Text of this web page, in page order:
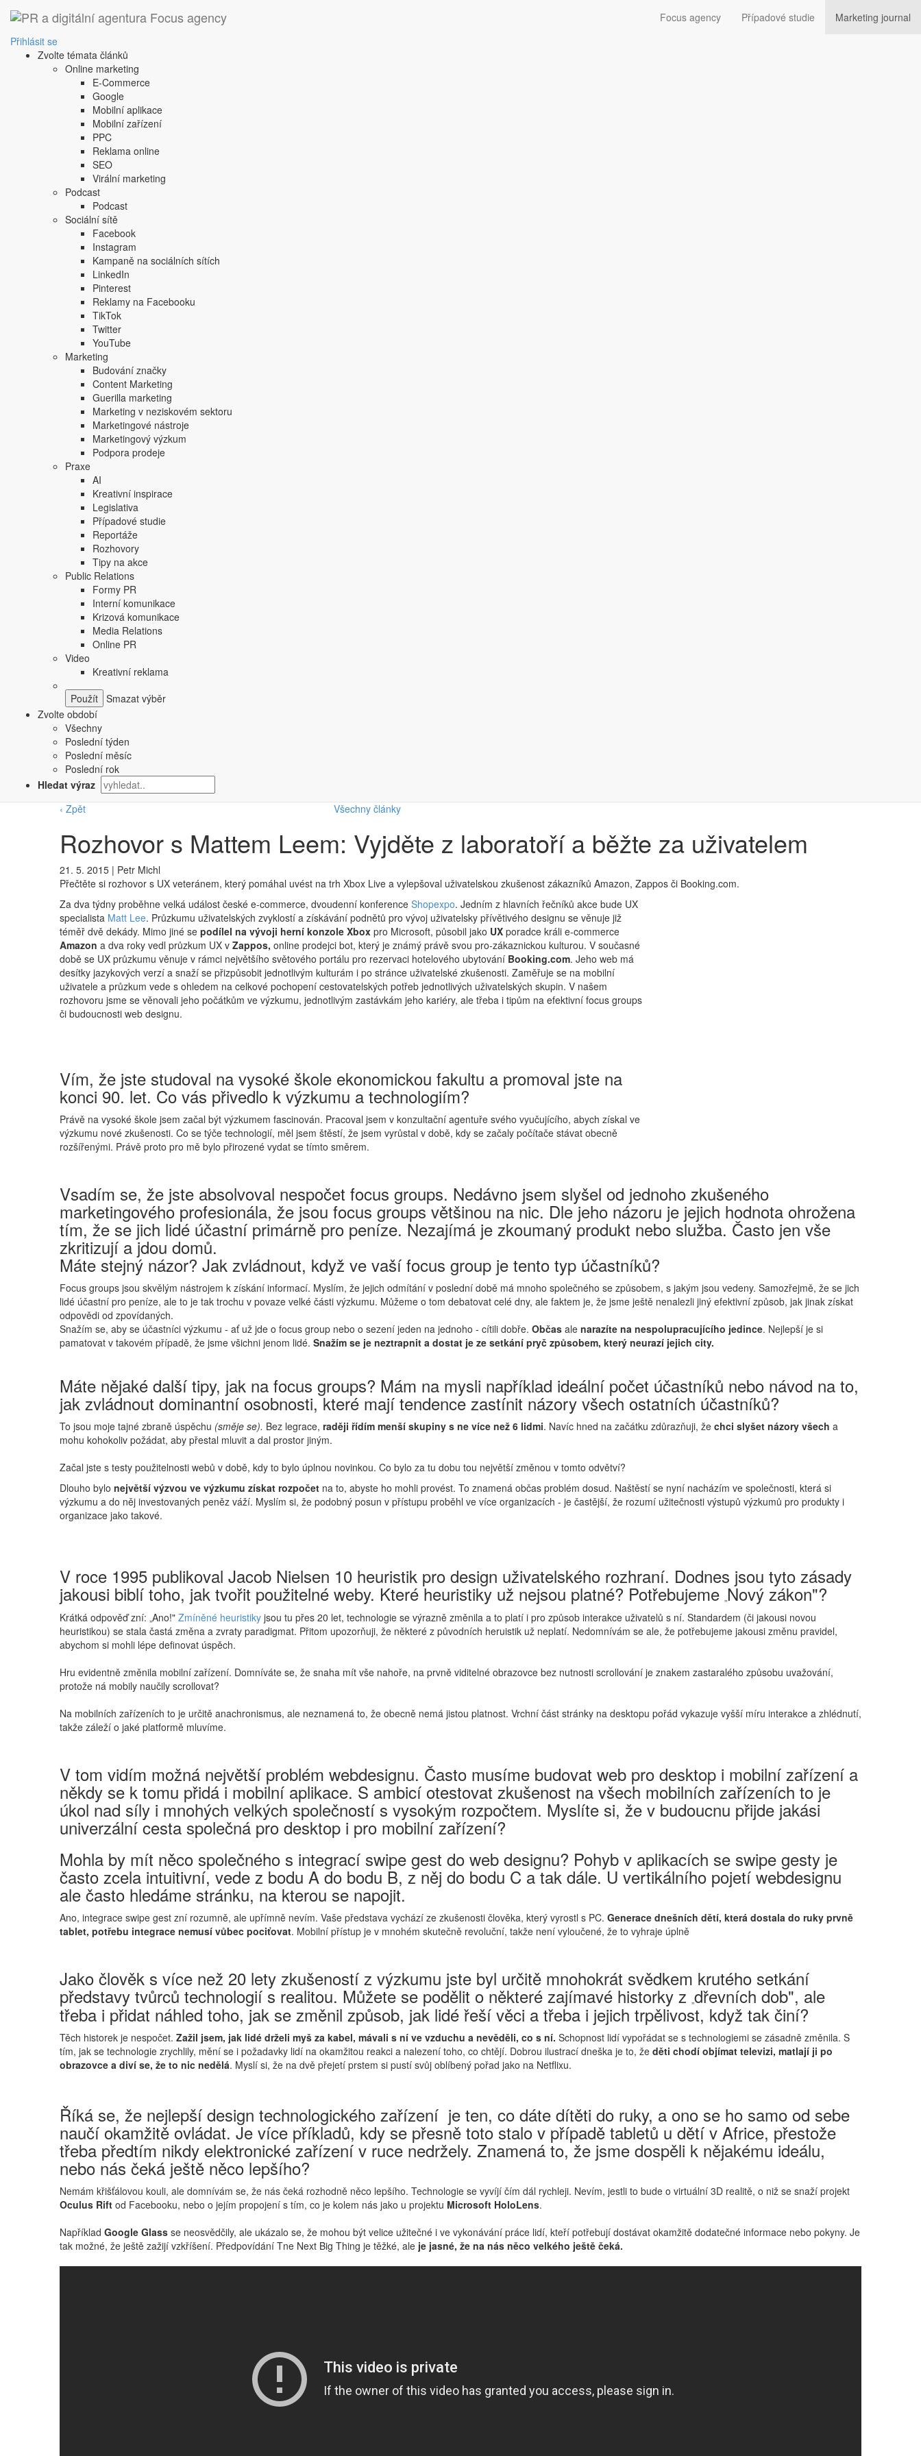
Focus agency Případové studie
Marketing journal
Přihlásit se
Zvolte témata článků
Online marketing
E-Commerce
Google
Mobilní aplikace
Mobilní zařízení
PPC
Reklama online
SEO
Virální marketing
Podcast
Podcast
Sociální sítě
Facebook
Instagram
Kampaně na sociálních sítích
LinkedIn
Pinterest
Reklamy na Facebooku
TikTok
Twitter
YouTube
Marketing
Budování značky
Content Marketing
Guerilla marketing
Marketing v neziskovém sektoru
Marketingové nástroje
Marketingový výzkum
Podpora prodeje
Praxe
AI
Kreativní inspirace
Legislativa
Případové studie
Reportáže
Rozhovory
Tipy na akce
Public Relations
Formy PR
Interní komunikace
Krizová komunikace
Media Relations
Online PR
Video
Kreativní reklama
Smazat výběr
Zvolte období
Všechny
Poslední týden
Poslední měsíc
Poslední rok
Hledat výraz
‹ Zpět
Všechny články
Rozhovor s Mattem Leem: Vyjděte z laboratoří a běžte za uživatelem
21. 5. 2015 | Petr Michl
Přečtěte si rozhovor s UX veteránem, který pomáhal uvést na trh Xbox Live a vylepšoval uživatelskou zkušenost zákazníků Amazon, Zappos či Booking.com.
Za dva týdny proběhne velká událost české e-commerce, dvoudenní konference Shopexpo. Jedním z hlavních řečníků akce bude UX
specialista Matt Lee. Průzkumu uživatelských zvyklostí a získávání podnětů pro vývoj uživatelsky přívětivého designu se věnuje již
téměř dvě dekády. Mimo jiné se podílel na vývoji herní konzole Xbox pro Microsoft, působil jako UX poradce králi e-commerce
Amazon a dva roky vedl průzkum UX v Zappos, online prodejci bot, který je známý právě svou pro-zákaznickou kulturou. V současné
době se UX průzkumu věnuje v rámci největšího světového portálu pro rezervaci hotelového ubytování Booking.com. Jeho web má
desítky jazykových verzí a snaží se přizpůsobit jednotlivým kulturám i po stránce uživatelské zkušenosti. Zaměřuje se na mobilní
uživatele a průzkum vede s ohledem na celkové pochopení cestovatelských potřeb jednotlivých uživatelských skupin. V našem
rozhovoru jsme se věnovali jeho počátkům ve výzkumu, jednotlivým zastávkám jeho kariéry, ale třeba i tipům na efektivní focus groups
či budoucnosti web designu.
Vím, že jste studoval na vysoké škole ekonomickou fakultu a promoval jste na
konci 90. let. Co vás přivedlo k výzkumu a technologiím?
Právě na vysoké škole jsem začal být výzkumem fascinován. Pracoval jsem v konzultační agentuře svého vyučujícího, abych získal ve
výzkumu nové zkušenosti. Co se týče technologií, měl jsem štěstí, že jsem vyrůstal v době, kdy se začaly počítače stávat obecně
rozšířenými. Právě proto pro mě bylo přirozené vydat se tímto směrem.
Vsadím se, že jste absolvoval nespočet focus groups. Nedávno jsem slyšel od jednoho zkušeného
marketingového profesionála, že jsou focus groups většinou na nic. Dle jeho názoru je jejich hodnota ohrožena
tím, že se jich lidé účastní primárně pro peníze. Nezajímá je zkoumaný produkt nebo služba. Často jen vše
zkritizují a jdou domů.
Máte stejný názor? Jak zvládnout, když ve vaší focus group je tento typ účastníků?
Focus groups jsou skvělým nástrojem k získání informací. Myslím, že jejich odmítání v poslední době má mnoho společného se způsobem, s jakým jsou vedeny. Samozřejmě, že se jich
lidé účastní pro peníze, ale to je tak trochu v povaze velké části výzkumu. Můžeme o tom debatovat celé dny, ale faktem je, že jsme ještě nenalezli jiný efektivní způsob, jak jinak získat
odpovědi od zpovídaných.
Snažím se, aby se účastníci výzkumu - ať už jde o focus group nebo o sezení jeden na jednoho - cítili dobře. Občas ale narazíte na nespolupracujícího jedince. Nejlepší je si
pamatovat v takovém případě, že jsme všichni jenom lidé. Snažím se je neztrapnit a dostat je ze setkání pryč způsobem, který neurazí jejich city.
Máte nějaké další tipy, jak na focus groups? Mám na mysli například ideální počet účastníků nebo návod na to,
jak zvládnout dominantní osobnosti, které mají tendence zastínit názory všech ostatních účastníků?
To jsou moje tajné zbraně úspěchu (směje se). Bez legrace, raději řídím menší skupiny s ne více než 6 lidmi. Navíc hned na začátku zdůrazňuji, že chci slyšet názory všech a
mohu kohokoliv požádat, aby přestal mluvit a dal prostor jiným.
Začal jste s testy použitelnosti webů v době, kdy to bylo úplnou novinkou. Co bylo za tu dobu tou největší změnou v tomto odvětví?
Dlouho bylo největší výzvou ve výzkumu získat rozpočet na to, abyste ho mohli provést. To znamená občas problém dosud. Naštěstí se nyní nacházím ve společnosti, která si
výzkumu a do něj investovaných peněz váží. Myslím si, že podobný posun v přístupu proběhl ve více organizacích - je častější, že rozumí užitečnosti výstupů výzkumů pro produkty i
organizace jako takové.
V roce 1995 publikoval Jacob Nielsen 10 heuristik pro design uživatelského rozhraní. Dodnes jsou tyto zásady
jakousi biblí toho, jak tvořit použitelné weby. Které heuristiky už nejsou platné? Potřebujeme „Nový zákon"?
Krátká odpověď zní: „Ano!" Zmíněné heuristiky jsou tu přes 20 let, technologie se výrazně změnila a to platí i pro způsob interakce uživatelů s ní. Standardem (či jakousi novou
heuristikou) se stala častá změna a zvraty paradigmat. Přitom upozorňuji, že některé z původních heruistik už neplatí. Nedomnívám se ale, že potřebujeme jakousi změnu pravidel,
abychom si mohli lépe definovat úspěch.
Hru evidentně změnila mobilní zařízení. Domníváte se, že snaha mít vše nahoře, na prvně viditelné obrazovce bez nutnosti scrollování je znakem zastaralého způsobu uvažování,
protože ná mobily naučily scrollovat?
Na mobilních zařízeních to je určitě anachronismus, ale neznamená to, že obecně nemá jistou platnost. Vrchní část stránky na desktopu pořád vykazuje vyšší míru interakce a zhlédnutí,
takže záleží o jaké platformě mluvíme.
V tom vidím možná největší problém webdesignu. Často musíme budovat web pro desktop i mobilní zařízení a
někdy se k tomu přidá i mobilní aplikace. S ambicí otestovat zkušenost na všech mobilních zařízeních to je
úkol nad síly i mnohých velkých společností s vysokým rozpočtem. Myslíte si, že v budoucnu přijde jakási
univerzální cesta společná pro desktop i pro mobilní zařízení?
Mohla by mít něco společného s integrací swipe gest do web designu? Pohyb v aplikacích se swipe gesty je
často zcela intuitivní, vede z bodu A do bodu B, z něj do bodu C a tak dále. U vertikálního pojetí webdesignu
ale často hledáme stránku, na kterou se napojit.
Ano, integrace swipe gest zní rozumně, ale upřímně nevím. Vaše představa vychází ze zkušenosti člověka, který vyrostl s PC. Generace dnešních dětí, která dostala do ruky prvně
tablet, potřebu integrace nemusí vůbec pociťovat. Mobilní přístup je v mnohém skutečně revoluční, takže není vyloučené, že to vyhraje úplně
Jako člověk s více než 20 lety zkušeností z výzkumu jste byl určitě mnohokrát svědkem krutého setkání
představy tvůrců technologií s realitou. Můžete se podělit o některé zajímavé historky z „dřevních dob", ale
třeba i přidat náhled toho, jak se změnil způsob, jak lidé řeší věci a třeba i jejich trpělivost, když tak činí?
Těch historek je nespočet. Zažil jsem, jak lidé drželi myš za kabel, mávali s ní ve vzduchu a nevěděli, co s ní. Schopnost lidí vypořádat se s technologiemi se zásadně změnila. S
tím, jak se technologie zrychlily, mění se i požadavky lidí na okamžitou reakci a nalezení toho, co chtějí. Dobrou ilustrací dneška je to, že děti chodí objímat televizi, matlají ji po
obrazovce a diví se, že to nic nedělá. Myslí si, že na dvě přejetí prstem si pustí svůj oblíbený pořad jako na Netflixu.
Říká se, že nejlepší design technologického zařízení je ten, co dáte dítěti do ruky, a ono se ho samo od sebe
naučí okamžitě ovládat. Je více příkladů, kdy se přesně toto stalo v případě tabletů u dětí v Africe, přestože
třeba předtím nikdy elektronické zařízení v ruce nedržely. Znamená to, že jsme dospěli k nějakému ideálu,
nebo nás čeká ještě něco lepšího?
Nemám křišťálovou kouli, ale domnívám se, že nás čeká rozhodně něco lepšího. Technologie se vyvíjí čím dál rychleji. Nevím, jestli to bude o virtuální 3D realitě, o niž se snaží projekt
Oculus Rift od Facebooku, nebo o jejím propojení s tím, co je kolem nás jako u projektu Microsoft HoloLens.
Například Google Glass se neosvědčily, ale ukázalo se, že mohou být velice užitečné i ve vykonávání práce lidí, kteří potřebují dostávat okamžitě dodatečné informace nebo pokyny. Je
tak možné, že ještě zažijí vzkříšení. Předpovídání Tne Next Big Thing je těžké, ale je jasné, že na nás něco velkého ještě čeká.